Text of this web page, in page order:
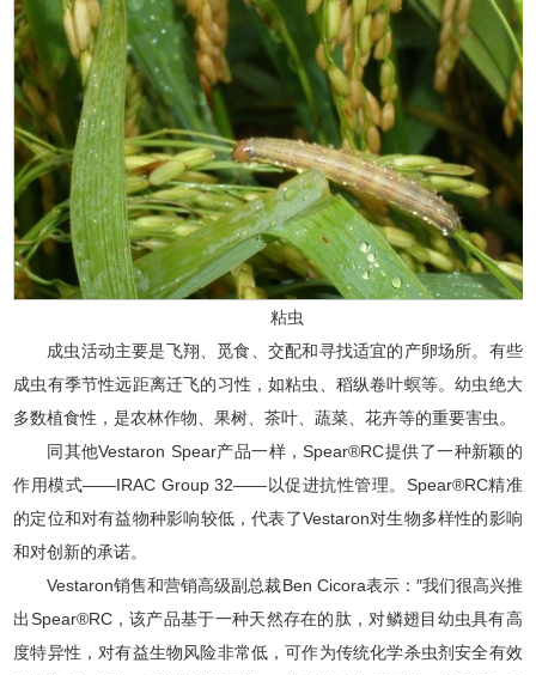
粘虫
成虫活动主要是飞翔、觅食、交配和寻找适宜的产卵场所。有些
成虫有季节性远距离迁飞的习性，如粘虫、稻纵卷叶螟等。幼虫绝大
多数植食性，是农林作物、果树、茶叶、蔬菜、花卉等的重要害虫。
同其他Vestaron Spear产品一样，Spear®RC提供了一种新颖的
作用模式——IRAC Group 32——以促进抗性管理。Spear®RC精准
的定位和对有益物种影响较低，代表了Vestaron对生物多样性的影响
和对创新的承诺。
Vestaron销售和营销高级副总裁Ben Cicora表示：″我们很高兴推
出Spear®RC，该产品基于一种天然存在的肽，对鳞翅目幼虫具有高
度特异性，对有益生物风险非常低，可作为传统化学杀虫剂安全有效